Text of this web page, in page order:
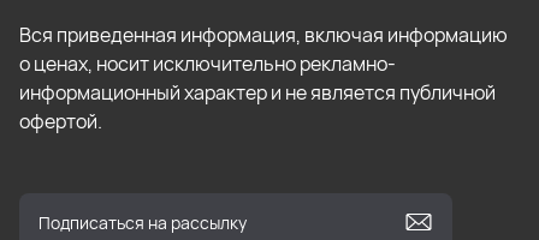
Вся приведенная информация, включая информацию
о ценах, носит исключительно рекламно-
информационный характер и не является публичной
офертой.